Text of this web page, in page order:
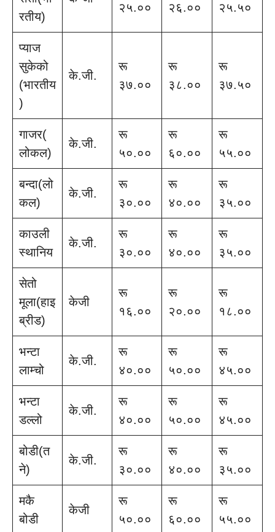
रतीय)
२५.०० २६.०० २५.५०
प्याज
सुकेको
(भारतीय
)
के.जी.
रू
३७.००
रू
३८.००
रू
३७.५०
गाजर(
लोकल)
के.जी.
रू
५०.००
रू
६०.००
रू
५५.००
बन्दा(लो
कल)
के.जी.
रू
३०.००
रू
४०.००
रू
३५.००
काउली
स्थानिय
के.जी.
रू
३०.००
रू
४०.००
रू
३५.००
सेतो
मूला(हाइ
ब्रीड)
केजी
रू
१६.००
रू
२०.००
रू
१८.००
भन्टा
लाम्चो
के.जी.
रू
४०.००
रू
५०.००
रू
४५.००
भन्टा
डल्लो
के.जी.
रू
४०.००
रू
५०.००
रू
४५.००
बोडी(त
ने)
के.जी.
रू
३०.००
रू
४०.००
रू
३५.००
मकै
बोडी
केजी
रू
५०.००
रू
६०.००
रू
५५.००